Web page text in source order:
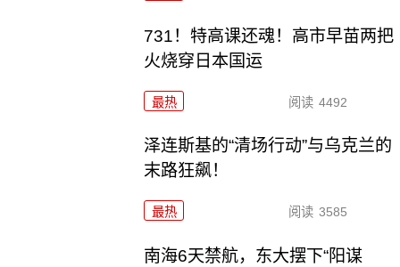
731！特高课还魂！高市早苗两把
火烧穿日本国运
最热 阅读 4492
泽连斯基的“清场行动”与乌克兰的
末路狂飙！
最热 阅读 3585
南海6天禁航，东大摆下“阳谋